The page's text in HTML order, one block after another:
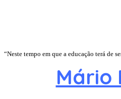
“Neste tempo em que a educação terá de
Mário